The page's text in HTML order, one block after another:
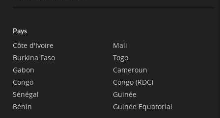
Pays
Côte d'Ivoire
Burkina Faso
Gabon
Congo
Sénégal
Bénin
Mali
Togo
Cameroun
Congo (RDC)
Guinée
Guinée Equatorial